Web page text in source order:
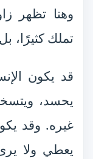
وهنا تظهر
تملك كثيرًا،
قد يكون
يحسد،
غيره. وقد
يعطي ولا